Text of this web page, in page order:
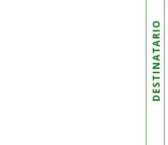
DESTINATARIO